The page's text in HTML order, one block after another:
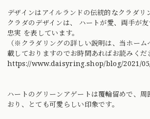
デザインはアイルランドの伝統的なクラダリ
クラダのデザインは、 ハートが愛、両手が
忠実 を表しています。
（※クラダリングの詳しい説明は、当ホー
載しておりますのでお時間あればお読みくだ
https://www.daisyring.shop/blog/2021/05/
ハートのグリーンアゲートは覆輪留めで、周
おり、とても可愛らしい印象です。